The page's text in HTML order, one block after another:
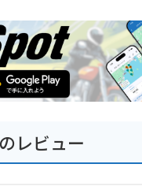
ばらまき バラマキ
卒業 入学 新生活
ロウィン 母の日
の日 贈り物 お返し
かわいい きれい 軽
井沢ファーマー
レビュー